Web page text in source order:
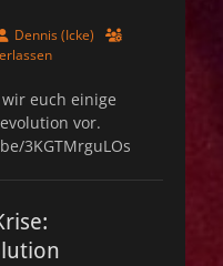
Dennis (Icke)
euch einige
vor.
3KGTMrguLOs